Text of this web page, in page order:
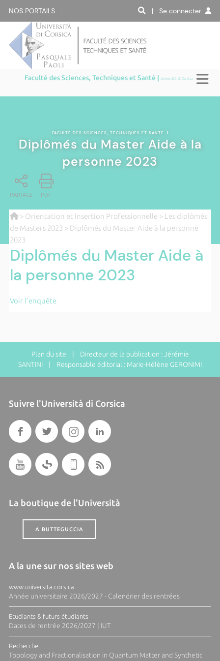
NOS PORTAILS : | Se connecter
Faculté des Sciences, Techniques et Santé |Università di Corsica
FACULTÉ DES SCIENCES, TECHNIQUES ET SANTÉ |
Diplômés du Master Aide à la
personne 2023
PARTAGE PDF
> Orientation et Insertion Professionnelle > Les diplômés
de Masters 2023 > Diplômés du Master Aide à la personne
2023
Diplômés du Master Aide à
la personne 2023
Voir l'enquête
Plan du site | Directeur de la publication : Jérémie
SANTINI | Responsable éditorial : Marie-Hélène GERONIMI
Suivre l'Università di Corsica
La boutique de l'Università
A BUTTEGUCCIA
A la une sur nos sites web
www.universita.corsica
Année universitaire 2026/2027 - Calendrier des rentrées
Etudiants & futurs étudiants
Dates de rentrée 2026/2027 | IUT
Recherche
Topology and Fractionalisation in Quantum Matter and Synthetic